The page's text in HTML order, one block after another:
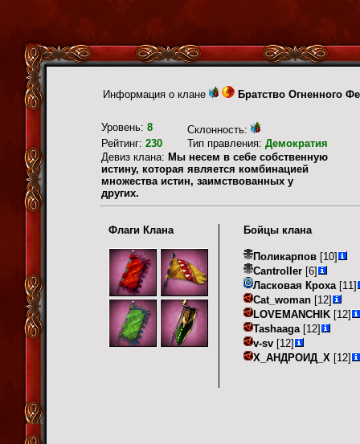
Информация о клане Братство Огненного
Уровень: 8
Склонность:
Рейтинг: 230 Тип правления: Демократия
Девиз клана: Мы несем в себе собственную
истину, которая является комбинацией
множества истин, заимствованных у
других.
Флаги Клана Бойцы клана
Поликарпов [10]
Cantroller [6]
Ласковая Кроха[11]
Cat_woman [12]
LOVEMANCHIK [12]
Tashaaga[12]
v-sv [12]
Х_АНДРОИД_Х [12]